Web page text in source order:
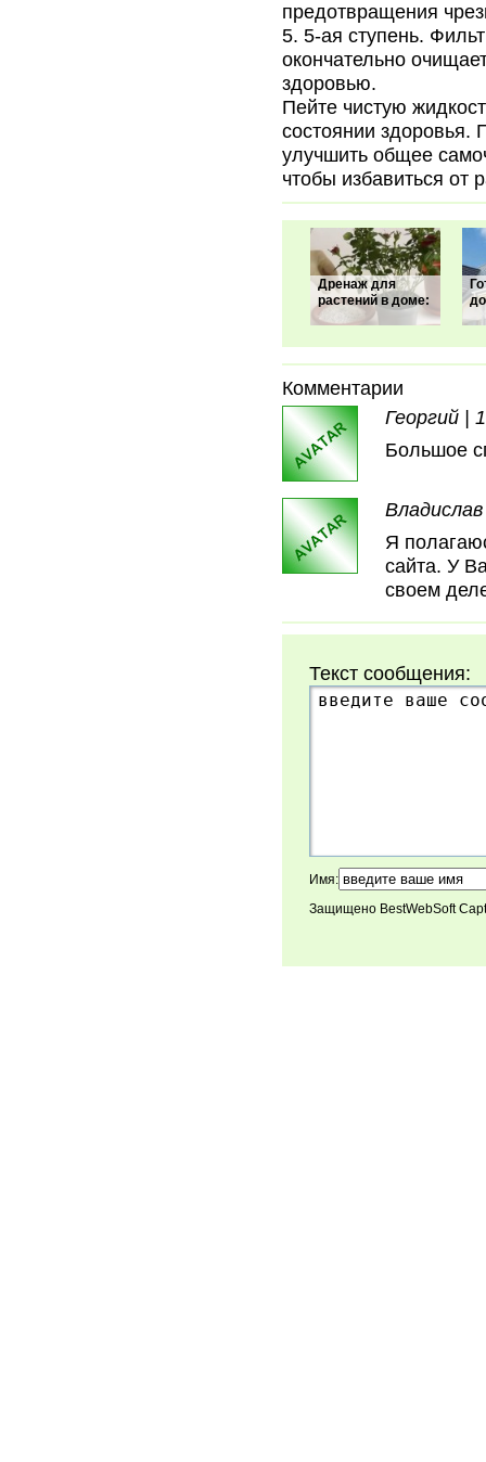
предотвращения
5-ая ступень.
окончательно
здоровью.
Пейте чистую
состоянии здоровья.
улучшить общее
чтобы избавиться от
Дренаж для
растений в доме:
Комментарии
Георгий |
Большое
Я
сайта. У
своем
Текст сообщения:
Имя:
Защищено BestWebSoft